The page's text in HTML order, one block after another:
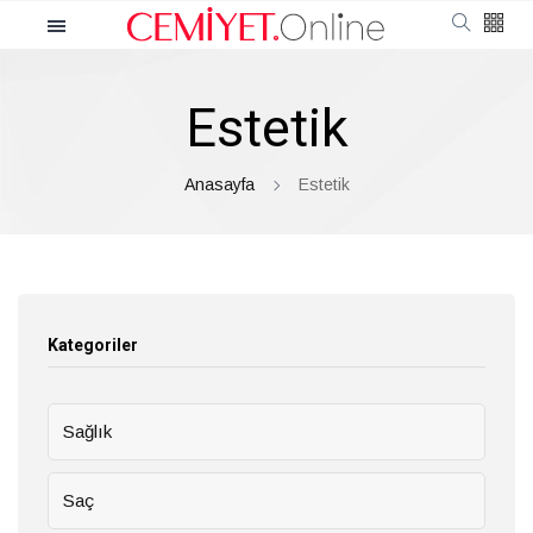
Estetik
Anasayfa Estetik
Kategoriler
Sağlık
Saç